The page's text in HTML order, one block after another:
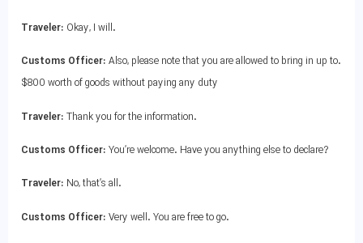
.
Traveler: Okay, I will
.
Customs Officer: Also, please note that you are allowed to bring in up to
$800 worth of goods without paying any duty
.
Traveler: Thank you for the information
?
Customs Officer: You’re welcome. Have you anything else to declare
.
Traveler: No, that’s all
.
Customs Officer: Very well. You are free to go